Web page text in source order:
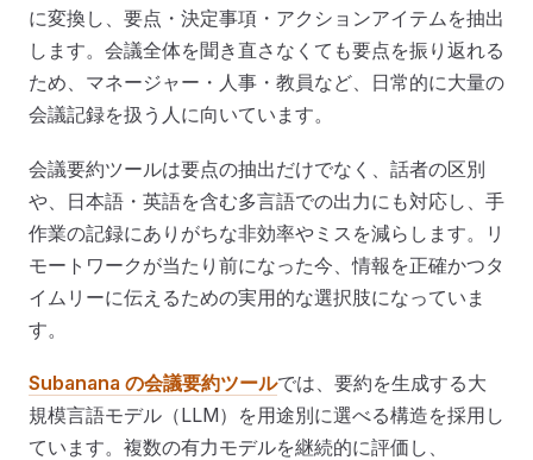
に変換し、要点・決定事項・アクションアイテムを抽出
します。会議全体を聞き直さなくても要点を振り返れる
ため、マネージャー・人事・教員など、日常的に大量の
会議記録を扱う人に向いています。
会議要約ツールは要点の抽出だけでなく、話者の区別
や、日本語・英語を含む多言語での出力にも対応し、手
作業の記録にありがちな非効率やミスを減らします。リ
モートワークが当たり前になった今、情報を正確かつタ
イムリーに伝えるための実用的な選択肢になっていま
す。
Subanana の会議要約ツールでは、要約を生成する大
規模言語モデル（LLM）を用途別に選べる構造を採用し
ています。複数の有力モデルを継続的に評価し、